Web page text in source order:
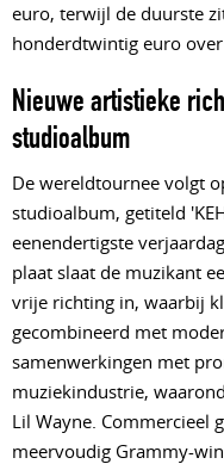
euro, terwijl de duurste
honderdtwintig euro
Nieuwe artistieke
studioalbum
De wereldtournee volgt
studioalbum, getiteld
eenendertigste
plaat slaat de muzikant
vrije richting in, waarbij
gecombineerd met
samenwerkingen met
muziekindustrie,
Lil Wayne. Commercieel
meervoudig Grammy-